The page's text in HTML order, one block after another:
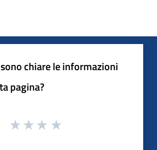
chiare le informazioni
pagina?